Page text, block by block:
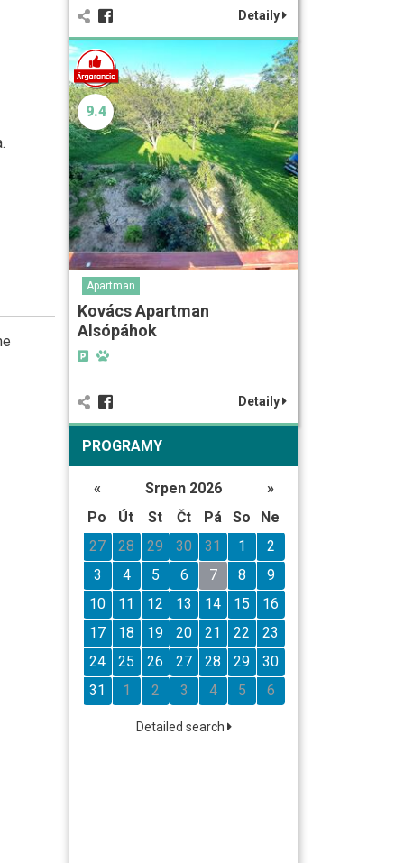
Detaily
9.4
Apartman
Kovács Apartman
Alsópáhok
Detaily
PROGRAMY
« Srpen 2026
»
Po
Út St Čt Pá So
Ne
27
28 29 30 31 1
2
3
4 5 6 7 8
9
10
11 12 13 14 15
16
17
18 19 20 21 22
23
24
25 26 27 28 29
30
31
1 2 3 4 5 6
Detailed search